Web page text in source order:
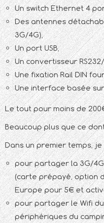
Un switch Ethernet 4
Des antennes
3G/4G),
Un port USB,
Un convertisseur
Une fixation Rail DIN
Une interface basée
Le tout pour moins de
Beaucoup plus que ce
Dans un premier temps, je
pour partager la 3G/
(carte prépayé, option
Europe pour 5€ et
pour partager le Wifi
périphériques du